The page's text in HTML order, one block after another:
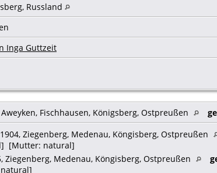
Russland
Inga Guttzeit
Fischhausen, Königsberg, Ostpreußen
Ziegenberg, Medenau, Köngisberg, Ostpreußen
[Mutter: natural]
Ziegenberg, Medenau, Köngisberg, Ostpreußen